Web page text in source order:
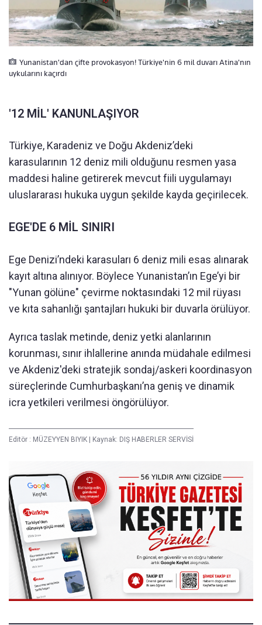
Yunanistan'dan çifte provokasyon! Türkiye'nin 6 mil duvarı Atina'nın
uykularını kaçırdı
'12 MİL' KANUNLAŞIYOR
Türkiye, Karadeniz ve Doğu Akdeniz’deki
karasularının 12 deniz mili olduğunu resmen yasa
maddesi haline getirerek mevcut fiili uygulamayı
uluslararası hukuka uygun şekilde kayda geçirilecek.
EGE'DE 6 MİL SINIRI
Ege Denizi’ndeki karasuları 6 deniz mili esas alınarak
kayıt altına alınıyor. Böylece Yunanistan’ın Ege’yi bir
"Yunan gölüne" çevirme noktasındaki 12 mil rüyası
ve kıta sahanlığı şantajları hukuki bir duvarla örülüyor.
Ayrıca taslak metinde, deniz yetki alanlarının
korunması, sınır ihlallerine anında müdahale edilmesi
ve Akdeniz'deki stratejik sondaj/askeri koordinasyon
süreçlerinde Cumhurbaşkanı’na geniş ve dinamik
icra yetkileri verilmesi öngörülüyor.
Editör : MÜZEYYEN BIYIK | Kaynak: DIŞ HABERLER SERVİSİ